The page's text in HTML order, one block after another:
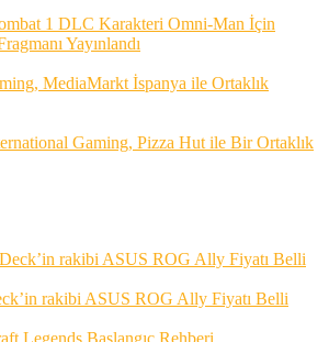
1 DLC Karakteri Omni-Man İçin
Yayınlandı
MediaMarkt İspanya ile Ortaklık
Gaming, Pizza Hut ile Bir Ortaklık
rakibi ASUS ROG Ally Fiyatı Belli